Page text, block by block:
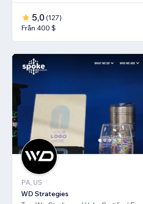
5,0 (127)
Från 400 $
PA, US
WD Strategies